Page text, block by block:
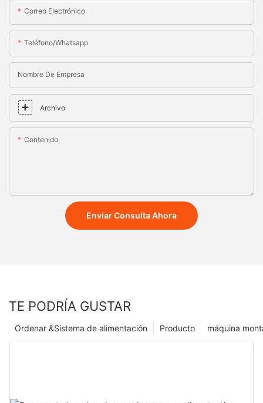
Correo Electrónico
Teléfono/whatsapp
Nombre De Empresa
Archivo
Contenido
Enviar Consulta Ahora
TE PODRÍA GUSTAR
máquina
Producto
Ordenar &Sistema de alimentación